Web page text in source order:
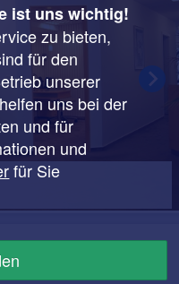
ist uns wichtig!
zu bieten,
für den
unserer
uns bei der
und für
und
für Sie